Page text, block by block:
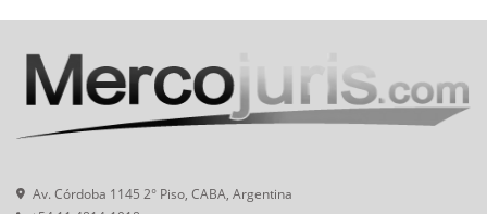
Av. Córdoba 1145 2° Piso, CABA, Argentina